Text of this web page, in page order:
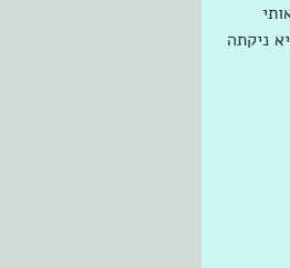
ניקתה